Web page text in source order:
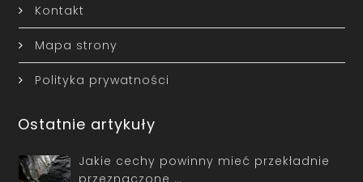
Kontakt
Mapa strony
Polityka prywatności
Ostatnie artykuły
Jakie cechy powinny mieć przekładnie
przeznaczone …